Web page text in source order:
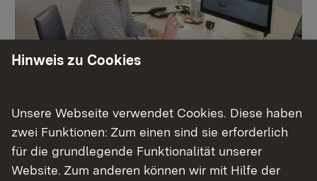
Schulleitung
Mehr
Hinweis zu Cookies
Unsere Webseite verwendet Cookies. Diese haben
zwei Funktionen: Zum einen sind sie erforderlich
für die grundlegende Funktionalität unserer
Website. Zum anderen können wir mit Hilfe der